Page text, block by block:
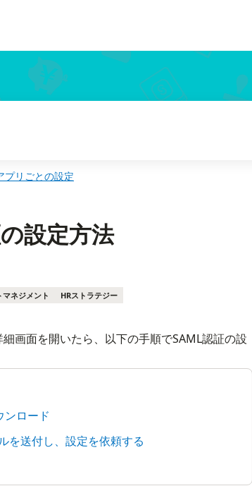
プリごとの設定
設定方法
マネジメント HRストラテジー
画面を開いたら、以下の手順でSAML認証の設
ンロード
を送付し、設定を依頼する